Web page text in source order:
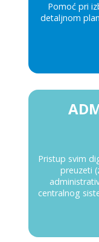
Pomoć pri
detaljnom
Pristup svim
preuzeti
centralnog